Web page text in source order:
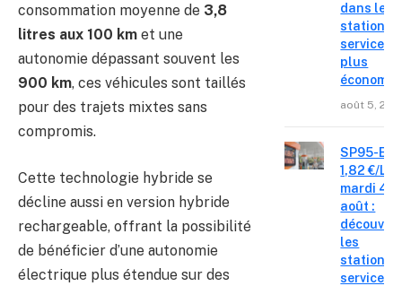
consommation moyenne de 3,8
litres aux 100 km et une
autonomie dépassant souvent les
900 km, ces véhicules sont taillés
pour des trajets mixtes sans
compromis.
Cette technologie hybride se
décline aussi en version hybride
rechargeable, offrant la possibilité
de bénéficier d’une autonomie
électrique plus étendue sur des
dans les
stations-
service
plus
août 5,
SP95-E10
1,82 €/L
mardi 4
août :
les
stations-
service où